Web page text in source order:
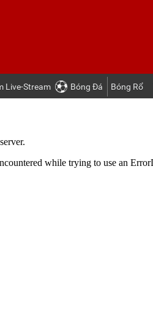
Live-Stream Bóng Ðá Bóng Rổ